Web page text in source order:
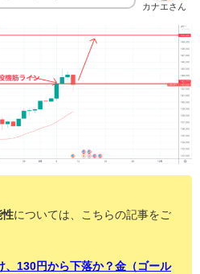
カナエさん
性については、こちらの記事をご
130円から下落か？金（ゴール